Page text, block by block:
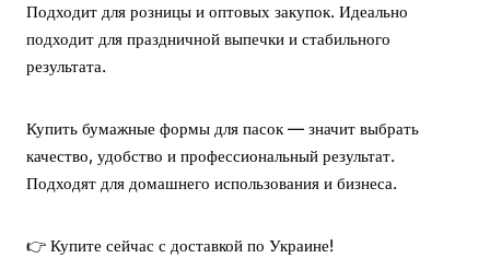
Подходит для розницы и оптовых закупок. Идеально
подходит для праздничной выпечки и стабильного
результата.
Купить бумажные формы для пасок — значит выбрать
качество, удобство и профессиональный результат.
Подходят для домашнего использования и бизнеса.
👉 Купите сейчас с доставкой по Украине!